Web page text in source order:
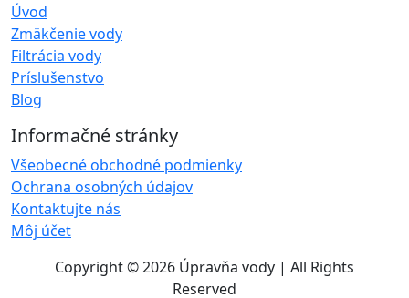
Úvod
Zmäkčenie vody
Filtrácia vody
Príslušenstvo
Blog
Informačné stránky
Všeobecné obchodné podmienky
Ochrana osobných údajov
Kontaktujte nás
Môj účet
Copyright © 2026 Úpravňa vody | All Rights
Reserved